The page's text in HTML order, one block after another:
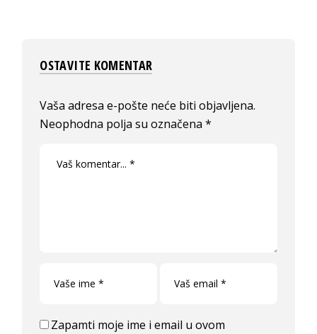
OSTAVITE KOMENTAR
Vaša adresa e-pošte neće biti objavljena.
Neophodna polja su označena*
Zapamti moje ime i email u ovom